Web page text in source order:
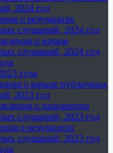
2024 год
о результатах
слушаний, 2024 год
о начале
слушаний, 2024 год
года
о начале публичных
2023 год
о назначении
слушаний, 2023 год
о результатах
слушаний, 2023 год